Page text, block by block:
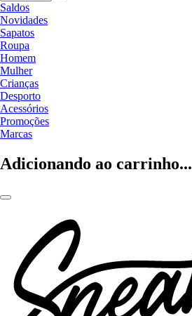
Saldos
Novidades
Sapatos
Roupa
Homem
Mulher
Crianças
Desporto
Acessórios
Promoções
Marcas
Adicionando ao carrinho...